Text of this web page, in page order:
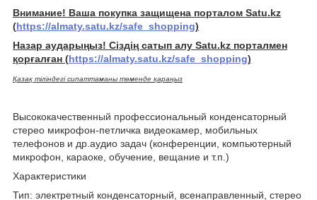
Внимание! Ваша покупка защищена порталом Satu.kz
(https://almaty.satu.kz/safe_shopping)
Назар аударыңыз! Сіздің сатып алу Satu.kz порталмен
қорғалған (https://almaty.satu.kz/safe_shopping)
Қазақ тіліндегі сипаттаманы төменде қараңыз
Высококачественный профессиональный конденсаторный
стерео микрофон-петличка видеокамер, мобильных
телефонов и др.аудио задач (конференции, компьютерный
микрофон, караоке, обучение, вещание и т.п.)
Характеристики
Тип: электретный конденсаторный, всенаправленный, стерео